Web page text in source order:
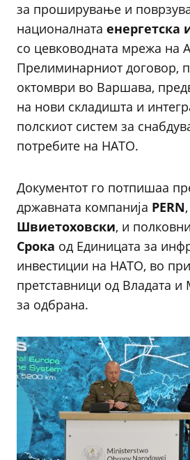
за проширување и
националната енергетска
со цевководната мрежа на
Прелиминарниот договор,
октомври во Варшава,
на нови складишта и
полскиот систем за
потребите на НАТО.
Документот го потпишаа
државната компанија PERN,
Швиетоховски, и
Срoка од Единицата за
инвестиции на НАТО, во
претставници од Владата и
за одбрана.